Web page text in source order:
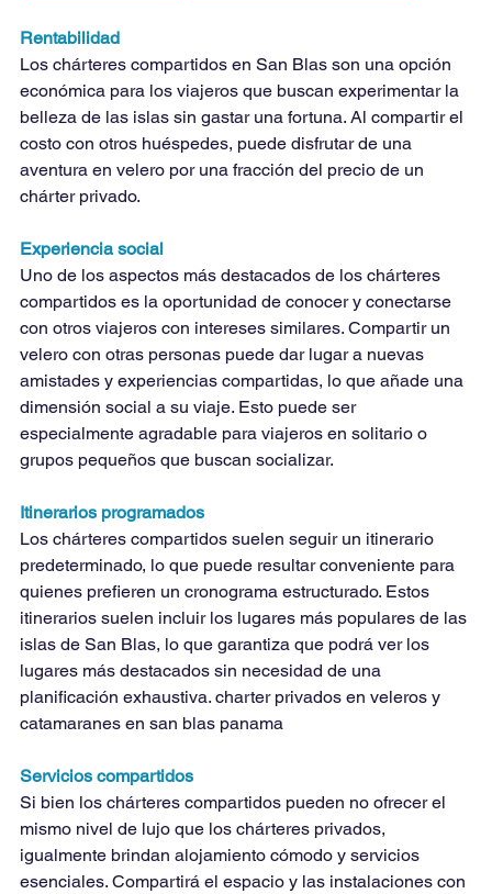
Rentabilidad
Los chárteres compartidos en San Blas son una opción
económica para los viajeros que buscan experimentar la
belleza de las islas sin gastar una fortuna. Al compartir el
costo con otros huéspedes, puede disfrutar de una
aventura en velero por una fracción del precio de un
chárter privado.
Experiencia social
Uno de los aspectos más destacados de los chárteres
compartidos es la oportunidad de conocer y conectarse
con otros viajeros con intereses similares. Compartir un
velero con otras personas puede dar lugar a nuevas
amistades y experiencias compartidas, lo que añade una
dimensión social a su viaje. Esto puede ser
especialmente agradable para viajeros en solitario o
grupos pequeños que buscan socializar.
Itinerarios programados
Los chárteres compartidos suelen seguir un itinerario
predeterminado, lo que puede resultar conveniente para
quienes prefieren un cronograma estructurado. Estos
itinerarios suelen incluir los lugares más populares de las
islas de San Blas, lo que garantiza que podrá ver los
lugares más destacados sin necesidad de una
planificación exhaustiva. charter privados en veleros y
catamaranes en san blas panama
Servicios compartidos
Si bien los chárteres compartidos pueden no ofrecer el
mismo nivel de lujo que los chárteres privados,
igualmente brindan alojamiento cómodo y servicios
esenciales. Compartirá el espacio y las instalaciones con